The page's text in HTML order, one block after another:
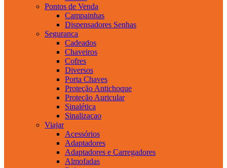
Pontos de Venda
Campainhas
Dispensadores Senhas
Seguranca
Cadeados
Chaveiros
Cofres
Diversos
Porta Chaves
Proteção Antichoque
Proteção Auricular
Sinalética
Sinalizacao
Viajar
Acessórios
Adaptadores
Adaptadores e Carregadores
Almofadas